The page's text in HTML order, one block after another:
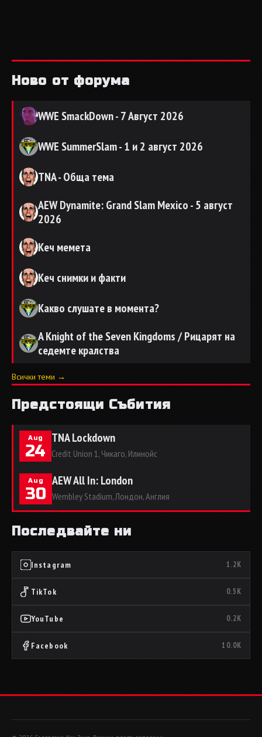
Ново от форума
WWE SmackDown - 7 Август 2026
WWE SummerSlam - 1 и 2 август 2026
TNA - Обща тема
AEW Dynamite: Grand Slam Mexico - 5 август
2026
Кеч мемета
Кеч снимки и факти
Какво слушате в момента?
A Knight of the Seven Kingdoms / Рицарят на
седемте кралства
Всички теми →
Предстоящи Събития
Aug
24
TNA Lockdown
Credit Union 1, Чикаго, Илинойс
Aug
30
AEW All In: London
Wembley Stadium, Лондон, Англия
Последвайте ни
Instagram 1.2K
TikTok 0.5K
YouTube 0.2K
Facebook 10.0K